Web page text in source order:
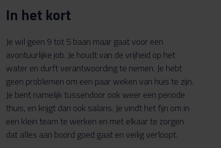
In het kort
Je wil geen 9 tot 5 baan maar gaat voor een
avontuurlijke job. Je houdt van de vrijheid op het
water en durft verantwoording te nemen. Je hebt
geen problemen om een paar weken van huis te zijn.
Je bent namelijk tussendoor ook weer een periode
thuis, en krijgt dan ook salaris. Je vindt het fijn om in
een klein team te werken en met elkaar te zorgen
dat alles aan boord goed gaat en veilig verloopt.